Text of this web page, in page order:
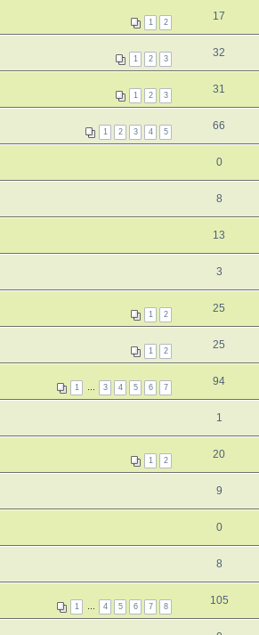
1 2 17
1 2 3 32
1 2 3 31
1 2 3 4 5 66
0
8
13
3
1 2 25
1 2 25
1 … 3 4 5 6 7 94
1
1 2 20
9
0
8
1 … 4 5 6 7 8 105